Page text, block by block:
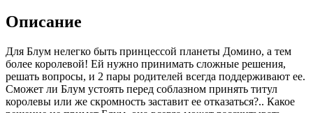
Описание
Для Блум нелегко быть принцессой планеты Домино, а тем
более королевой! Ей нужно принимать сложные решения,
решать вопросы, и 2 пары родителей всегда поддерживают ее.
Сможет ли Блум устоять перед соблазном принять титул
королевы или же скромность заставит ее отказаться?.. Какое